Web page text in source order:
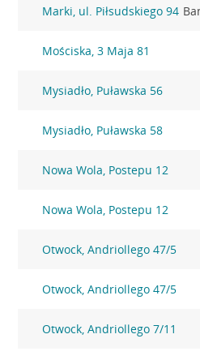
Marki, ul. Piłsudskiego 94
Mościska, 3 Maja 81
Mysiadło, Puławska 56
Mysiadło, Puławska 58
Nowa Wola, Postepu 12
Nowa Wola, Postepu 12
Otwock, Andriollego 47/5
Otwock, Andriollego 47/5
Otwock, Andriollego 7/11